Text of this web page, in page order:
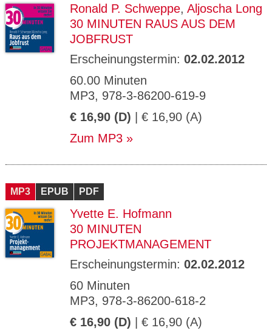
Ronald P. Schweppe, Aljoscha Long
30 MINUTEN RAUS AUS DEM
JOBFRUST
Erscheinungstermin: 02.02.2012
60.00 Minuten
MP3, 978-3-86200-619-9
€ 16,90 (D) | € 16,90 (A)
Zum MP3
MP3 EPUB PDF
Yvette E. Hofmann
30 MINUTEN
PROJEKTMANAGEMENT
Erscheinungstermin: 02.02.2012
60 Minuten
MP3, 978-3-86200-618-2
€ 16,90 (D) | € 16,90 (A)